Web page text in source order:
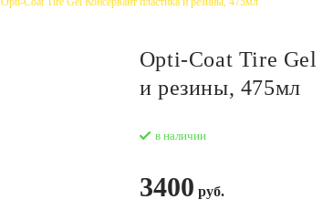
Opti-Coat Tire Gel
и резины, 475мл
в наличии
3400